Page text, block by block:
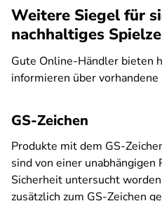
Weitere Siegel für
nachhaltiges
Gute Online-Händler bieten
informieren über vorhandene
GS-Zeichen
Produkte mit dem GS-
sind von einer
Sicherheit untersucht
zusätzlich zum GS-Zeichen